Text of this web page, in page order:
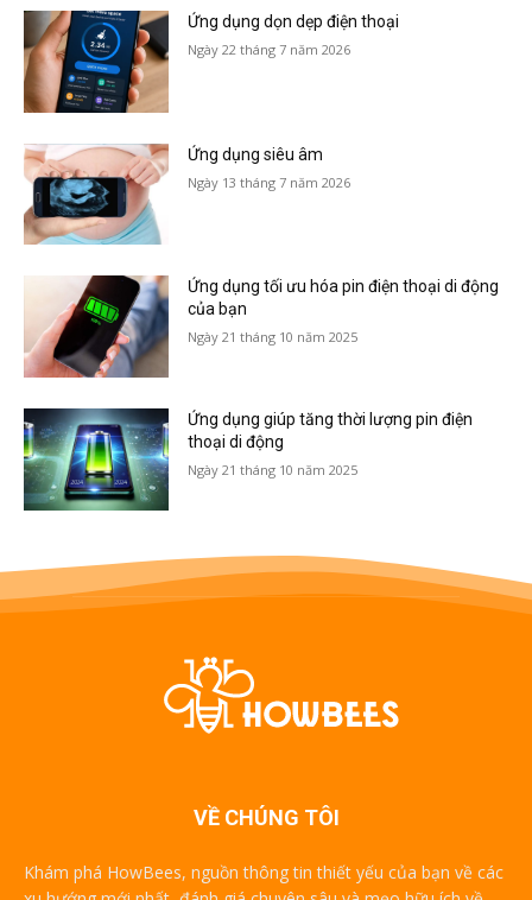
Ứng dụng dọn dẹp điện thoại
Ngày 22 tháng 7 năm 2026
Ứng dụng siêu âm
Ngày 13 tháng 7 năm 2026
Ứng dụng tối ưu hóa pin điện thoại di động
của bạn
Ngày 21 tháng 10 năm 2025
Ứng dụng giúp tăng thời lượng pin điện
thoại di động
Ngày 21 tháng 10 năm 2025
VỀ CHÚNG TÔI
Khám phá HowBees, nguồn thông tin thiết yếu của bạn về các